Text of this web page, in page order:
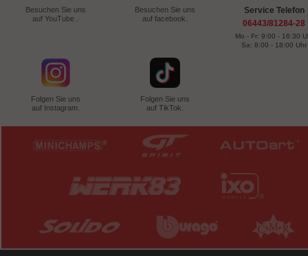
Besuchen Sie uns
auf YouTube .
Besuchen Sie uns
auf facebook.
Folgen Sie uns
auf Instagram.
Folgen Sie uns
auf TikTok.
Service Telefon
06443/81284-28
Mo - Fr: 9:00 - 16:30
Sa: 8:00 - 18:00 Uhr